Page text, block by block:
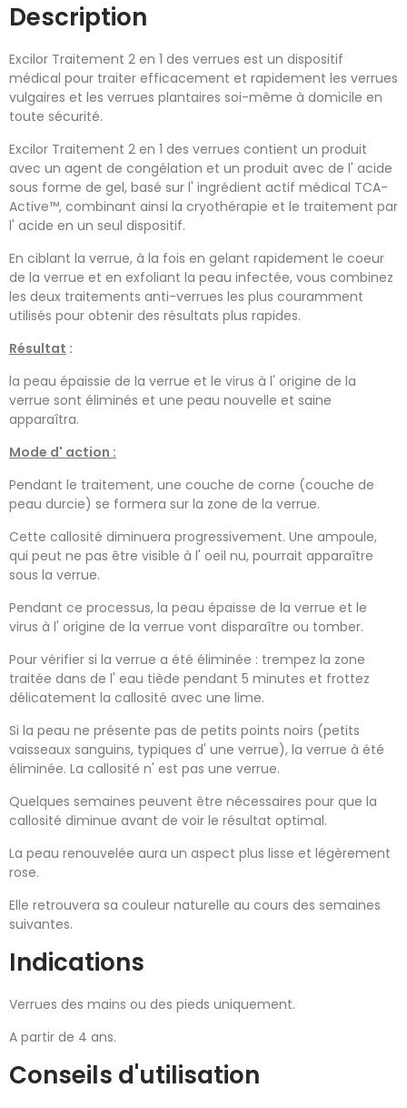
Description
Excilor Traitement 2 en 1 des verrues est un dispositif
médical pour traiter efficacement et rapidement les verrues
vulgaires et les verrues plantaires soi-même à domicile en
toute sécurité.
Excilor Traitement 2 en 1 des verrues contient un produit
avec un agent de congélation et un produit avec de l' acide
sous forme de gel, basé sur l' ingrédient actif médical TCA-
Active™, combinant ainsi la cryothérapie et le traitement par
l' acide en un seul dispositif.
En ciblant la verrue, à la fois en gelant rapidement le coeur
de la verrue et en exfoliant la peau infectée, vous combinez
les deux traitements anti-verrues les plus couramment
utilisés pour obtenir des résultats plus rapides.
Résultat :
la peau épaissie de la verrue et le virus à l' origine de la
verrue sont éliminés et une peau nouvelle et saine
apparaîtra.
Mode d' action :
Pendant le traitement, une couche de corne (couche de
peau durcie) se formera sur la zone de la verrue.
Cette callosité diminuera progressivement. Une ampoule,
qui peut ne pas être visible à l' oeil nu, pourrait apparaître
sous la verrue.
Pendant ce processus, la peau épaisse de la verrue et le
virus à l' origine de la verrue vont disparaître ou tomber.
Pour vérifier si la verrue a été éliminée : trempez la zone
traitée dans de l' eau tiède pendant 5 minutes et frottez
délicatement la callosité avec une lime.
Si la peau ne présente pas de petits points noirs (petits
vaisseaux sanguins, typiques d' une verrue), la verrue à été
éliminée. La callosité n' est pas une verrue.
Quelques semaines peuvent être nécessaires pour que la
callosité diminue avant de voir le résultat optimal.
La peau renouvelée aura un aspect plus lisse et légèrement
rose.
Elle retrouvera sa couleur naturelle au cours des semaines
suivantes.
Indications
Verrues des mains ou des pieds uniquement.
A partir de 4 ans.
Conseils d'utilisation